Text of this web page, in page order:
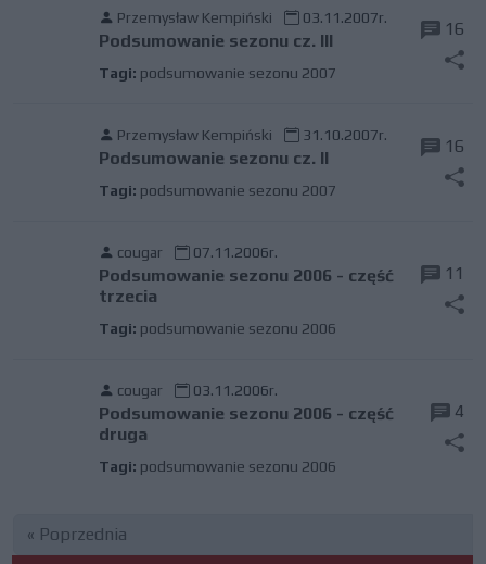
Przemysław Kempiński 03.11.2007r.
Podsumowanie sezonu cz. III
Tagi: podsumowanie sezonu 2007
16
Przemysław Kempiński 31.10.2007r.
Podsumowanie sezonu cz. II
Tagi: podsumowanie sezonu 2007
16
cougar 07.11.2006r.
Podsumowanie sezonu 2006 - część
trzecia
Tagi: podsumowanie sezonu 2006
11
cougar 03.11.2006r.
Podsumowanie sezonu 2006 - część
druga
Tagi: podsumowanie sezonu 2006
4
« Poprzednia